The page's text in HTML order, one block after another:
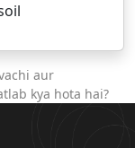
aur
kya hota hai?